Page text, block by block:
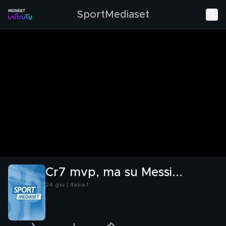
SportMediaset
Cr7 mvp, ma su Messi...
24 giu | Italia 1